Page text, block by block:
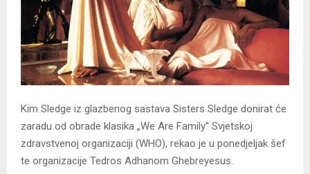
Kim Sledge iz glazbenog sastava Sisters Sledge donirat će
zaradu od obrade klasika „We Are Family” Svjetskoj
zdravstvenoj organizaciji (WHO), rekao je u ponedjeljak šef
te organizacije Tedros Adhanom Ghebreyesus.